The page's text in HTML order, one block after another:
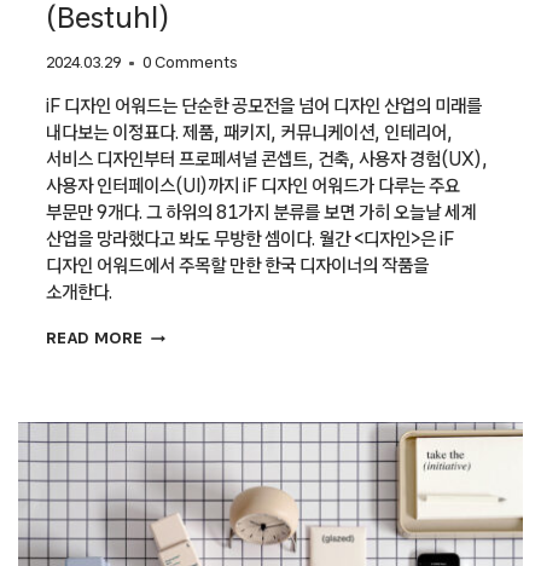
(Bestuhl)
2024.03.29 0 Comments
iF 디자인 어워드는 단순한 공모전을 넘어 디자인 산업의 미래를
내다보는 이정표다. 제품, 패키지, 커뮤니케이션, 인테리어,
서비스 디자인부터 프로페셔널 콘셉트, 건축, 사용자 경험(UX),
사용자 인터페이스(UI)까지 iF 디자인 어워드가 다루는 주요
부문만 9개다. 그 하위의 81가지 분류를 보면 가히 오늘날 세계
산업을 망라했다고 봐도 무방한 셈이다. 월간 <디자인>은 iF
디자인 어워드에서 주목할 만한 한국 디자이너의 작품을
소개한다.
READ MORE [IF
수상작]
베스툴
(BESTUHL)